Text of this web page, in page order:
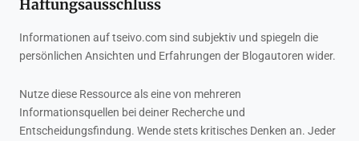
Haftungsausschluss
Informationen auf tseivo.com sind subjektiv und spiegeln die
persönlichen Ansichten und Erfahrungen der Blogautoren wider.
Nutze diese Ressource als eine von mehreren
Informationsquellen bei deiner Recherche und
Entscheidungsfindung. Wende stets kritisches Denken an. Jeder